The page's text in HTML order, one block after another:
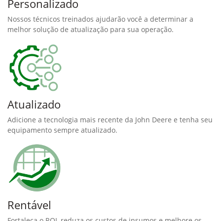
Personalizado
Nossos técnicos treinados ajudarão você a determinar a
melhor solução de atualização para sua operação.
Atualizado
Adicione a tecnologia mais recente da John Deere e tenha seu
equipamento sempre atualizado.